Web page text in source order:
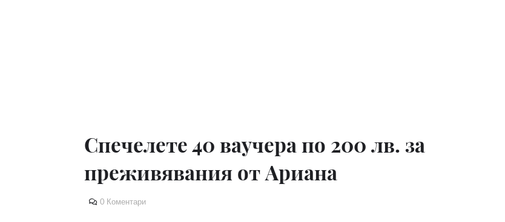
Спечелете 40 ваучера по 200 лв. за
преживявания от Ариана
0 Коментари